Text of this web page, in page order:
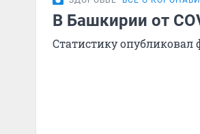
В Башкирии от
Статистику